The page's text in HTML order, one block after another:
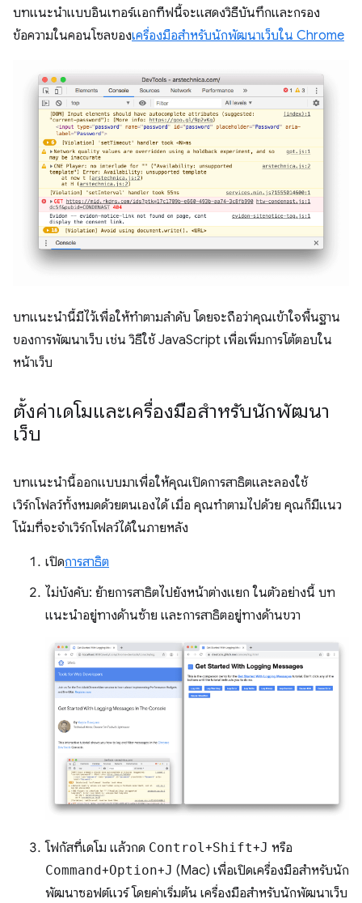
บทแนะนำแบบอินเทอร์แอกทีฟนี้จะแสดงวิธีบันทึกและกรอง
ข้อความในคอนโซลของเครื่องมือสำหรับนักพัฒนาเว็บใน Chrome
บทแนะนำนี้มีไว้เพื่อให้ทำตามลำดับ โดยจะถือว่าคุณเข้าใจพื้นฐาน
ของการพัฒนาเว็บ เช่น วิธีใช้ JavaScript เพื่อเพิ่มการโต้ตอบใน
หน้าเว็บ
ตั้งค่าเดโมและเครื่องมือสำหรับนักพัฒนา
เว็บ
บทแนะนำนี้ออกแบบมาเพื่อให้คุณเปิดการสาธิตและลองใช้
เวิร์กโฟลว์ทั้งหมดด้วยตนเองได้ เมื่อ คุณทำตามไปด้วย คุณก็มีแนว
โน้มที่จะจำเวิร์กโฟลว์ได้ในภายหลัง
เปิดการสาธิต
ไม่บังคับ: ย้ายการสาธิตไปยังหน้าต่างแยก ในตัวอย่างนี้ บท
แนะนำอยู่ทางด้านซ้าย และการสาธิตอยู่ทางด้านขวา
โฟกัสที่เดโม แล้วกด Control+Shift+J หรือ
Command+Option+J (Mac) เพื่อเปิดเครื่องมือสำหรับนัก
พัฒนาซอฟต์แวร์ โดยค่าเริ่มต้น เครื่องมือสำหรับนักพัฒนาเว็บ